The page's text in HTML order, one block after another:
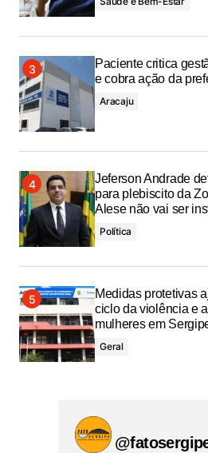
Paciente critica
e cobra ação da
Aracaju
Jeferson Andrade
para plebiscito da
Alese não vai ser
Política
Medidas protetivas
ciclo da violência e
mulheres em
Geral